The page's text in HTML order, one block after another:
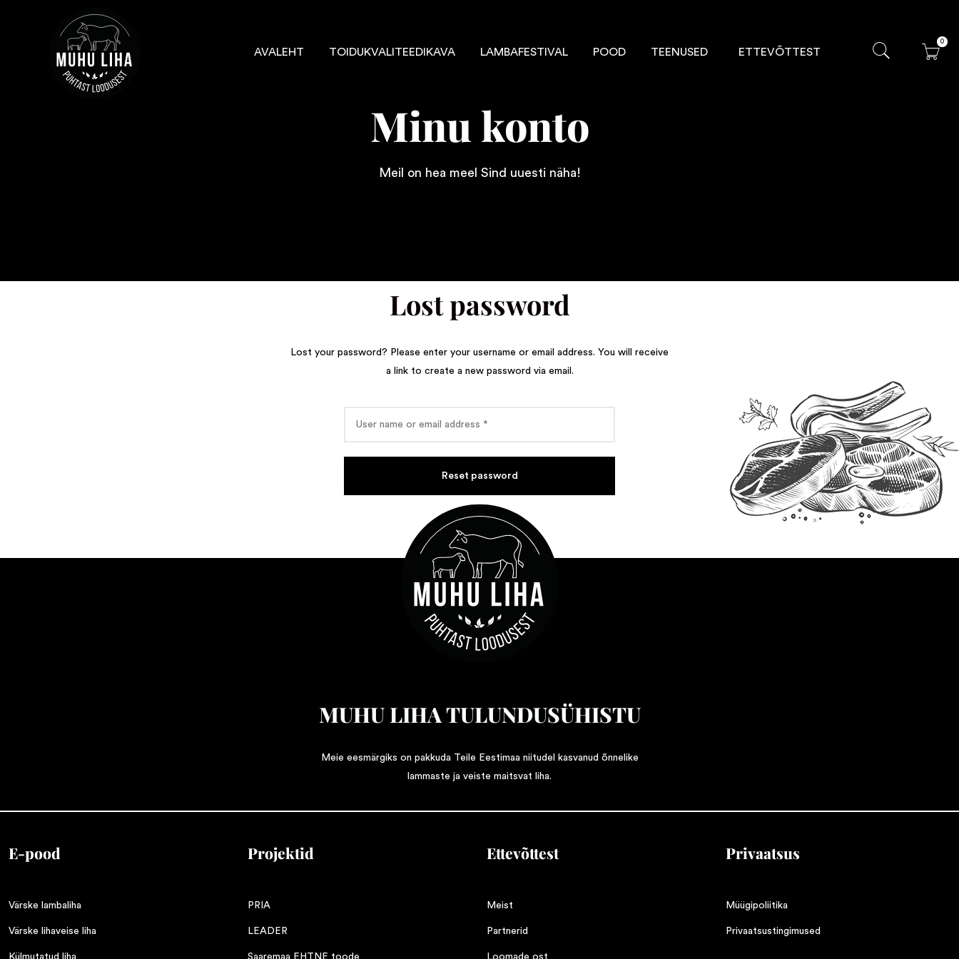
AVALEHT TOIDUKVALITEEDIKAVA LAMBAFESTIVAL POOD TEENUSED ETTEVÕTTEST
0
Minu konto
Meil on hea meel Sind uuesti näha!
Lost password
Lost your password? Please enter your username or email address. You will receive
a link to create a new password via email.
Reset password
MUHU LIHA TULUNDUSÜHISTU
Meie eesmärgiks on pakkuda Teile Eestimaa niitudel kasvanud õnnelike
lammaste ja veiste maitsvat liha.
E-pood
Värske lambaliha
Värske lihaveise liha
Külmutatud liha
Projektid
PRIA
LEADER
Saaremaa EHTNE toode
Ettevõttest
Meist
Partnerid
Loomade ost
Privaatsus
Müügipoliitika
Privaatsustingimused